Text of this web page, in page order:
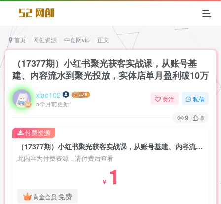
首页 网创资源 中创网vip 正文
（17377期）小红书聚光获客实战课，从账号基
建、内容流水到聚光投放，实体店单月盈利破10万
xiao102
5个月前更新
关注 私信
9 8
（17377期）小红书聚光获客实战课，从账号基建、内容流水到聚光投放，实体店单月盈利破10万
此内容为付费资源，请付费后查看
￥ 1
黄金会员 免费
付费资源